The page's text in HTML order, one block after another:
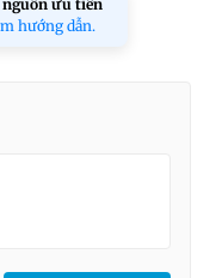
nguồn ưu tiên
hướng dẫn.